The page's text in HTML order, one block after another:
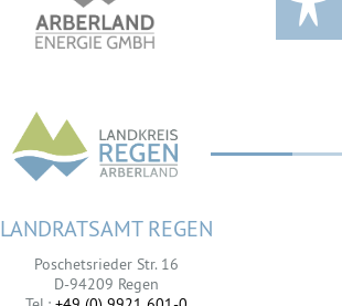
LANDRATSAMT REGEN
Poschetsrieder Str. 16
D-94209 Regen